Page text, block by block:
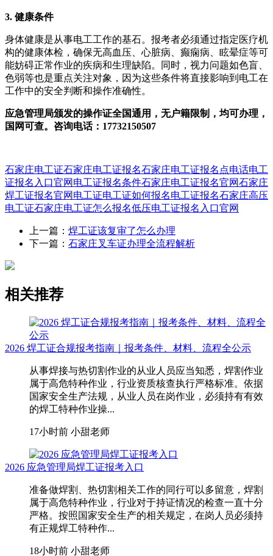
‌3. 健康条件
身体健康是从事电工工作的基石。报考者必须通过指定医疗机
构的健康体检，确保无高血压、心脏病、癫痫病、眩晕症等可
能妨碍正常作业的疾病和生理缺陷。同时，视力问题如色盲、
色弱等也是重点关注对象，因为这些条件将直接影响到电工在
工作中的安全判断和操作准确性。
应急管理局颁发的操作证全国通用，无户籍限制，均可办理，
国网可查。咨询电话：17732150507
石家庄电工证石家庄电工证报名石家庄电工证报名点电话电工
证报名入口官网 电工证报名条件石家庄电工证报名官网石家庄
焊工证报名官网 电工证电工证如何报名电工证报名石家庄高压
电工证石家庄电工证怎么报名低压电工证报名入口官网
上一篇： 焊工证该复审了怎么办理
下一篇： 石家庄叉车证办理全流程解析
相关推荐
2026 焊工证合规报考指南｜报考条件、材料、流程全公示
从事焊接与热切割作业的从业人员应当知悉，焊割作业
属于高危特种作业，行业资质核查执行严格标准。依据
国家安全生产法规，从业人员在岗作业，必须持有有效
的焊工特种作业操...
17小时前 小甜老师
2026 应急管理局焊工证报考入口
准备做焊割、热切割相关工作的同行可以多留意，焊割
属于高危特种作业，行业对于持证情况的检查一直十分
严格。按照国家安全生产的相关规定，在岗人员必须持
有正规焊工特种作...
18小时前 小甜老师